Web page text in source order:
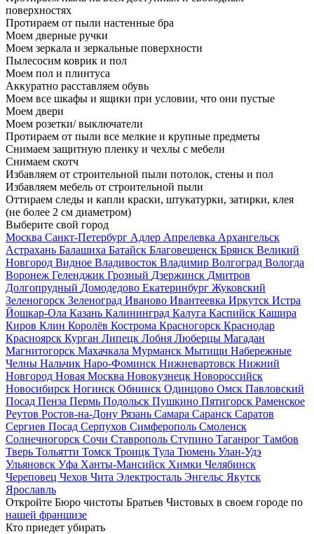
поверхностях
Протираем от пыли настенные бра
Моем дверные ручки
Моем зеркала и зеркальные поверхности
Пылесосим коврик и пол
Моем пол и плинтуса
Аккуратно расставляем обувь
Моем все шкафы и ящики при условии, что они пустые
Моем двери
Моем розетки/ выключатели
Протираем от пыли все мелкие и крупные предметы
Снимаем защитную пленку и чехлы с мебели
Снимаем скотч
Избавляем от строительной пыли потолок, стены и пол
Избавляем мебель от строительной пыли
Оттираем следы и капли краски, штукатурки, затирки, клея
(не более 2 см диаметром)
Выберите свой город
Москва Санкт-Петербург Адлер Апрелевка Архангельск
Астрахань Балашиха Батайск Благовещенск Брянск Великий
Новгород Видное Владивосток Владимир Волгоград Вологда
Воронеж Геленджик Грозный Дзержинск Дмитров
Долгопрудный Домодедово Екатеринбург Жуковский
Зеленогорск Зеленоград Иваново Ивантеевка Иркутск Истра
Йошкар-Ола Казань Калининград Калуга Каспийск Кашира
Киров Клин Королёв Кострома Красногорск Краснодар
Красноярск Курган Липецк Лобня Люберцы Магадан
Магнитогорск Махачкала Мурманск Мытищи Набережные
Челны Нальчик Наро-Фоминск Нижневартовск Нижний
Новгород Новая Москва Новокузнецк Новороссийск
Новосибирск Ногинск Обнинск Одинцово Омск Павловский
Посад Пенза Пермь Подольск Пушкино Пятигорск Раменское
Реутов Ростов-на-Дону Рязань Самара Саранск Саратов
Сергиев Посад Серпухов Симферополь Смоленск
Солнечногорск Сочи Ставрополь Ступино Таганрог Тамбов
Тверь Тольятти Томск Троицк Тула Тюмень Улан-Удэ
Ульяновск Уфа Ханты-Мансийск Химки Челябинск
Череповец Чехов Чита Электросталь Энгельс Якутск
Ярославль
Откройте Бюро чистоты Братьев Чистовых в своем городе по
нашей франшизе
Кто приедет убирать